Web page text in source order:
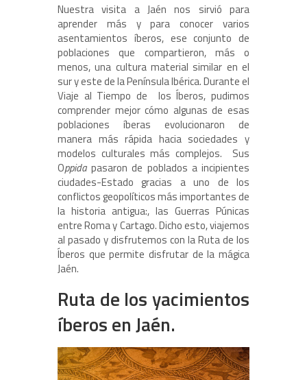
Nuestra visita a Jaén nos sirvió para
aprender más y para conocer varios
asentamientos íberos, ese conjunto de
poblaciones que compartieron, más o
menos, una cultura material similar en el
sur y este de la Península Ibérica. Durante el
Viaje al Tiempo de
los Íberos, pudimos
comprender mejor cómo algunas de esas
poblaciones íberas evolucionaron de
manera más rápida hacia sociedades y
modelos culturales más complejos.
Sus
Oppida pasaron de poblados a incipientes
ciudades-Estado gracias a uno de los
conflictos geopolíticos más importantes de
la historia antigua:, las Guerras Púnicas
entre Roma y Cartago. Dicho esto, viajemos
al pasado y disfrutemos con la Ruta de los
Íberos que permite disfrutar de la mágica
Jaén.
Ruta de los yacimientos
íberos en Jaén.